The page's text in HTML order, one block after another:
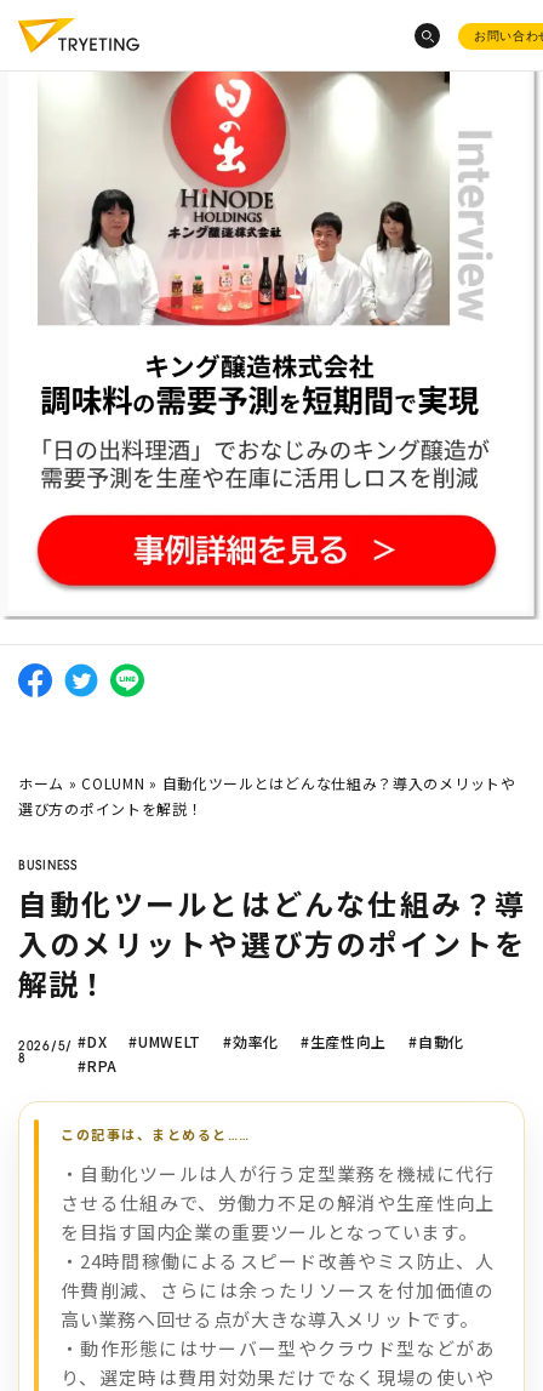
ノーコード予測AI・UMWELT(ウムベルト)
シフト作成AI・HRBEST(ハーベスト)
会社概要
ご活用事例
お役立ち資料集
採用情報
product
company
Twitter Facebook
お問い合わ
トピックスから探す
混載物流事業での物量予測がしたい
トラック物流改善へのAI活用 介護現場 でのシフト作成っ
化粧品大手・オルビス社のAI活用
ノーコードで業務効率化？ ノーコードで予測業務
レンタル数予測の成功事例は？
AI活用の 現場のホンネ AIで売上予測 はどうやるの
フードロス削減に効く需要予測って？
AI活用に
AI 需要予測 シフト作成 DX 生産管理 データ分析 業務効
機械学習 在庫管理
CLOSE
ホーム »COLUMN » 自動化ツールとはどんな仕組み？導入のメリットや
選び方のポイントを解説！
BUSINESS
自動化ツールとはどんな仕組み？導
入のメリットや選び方のポイントを
解説！
2026/5/
8
#DX #UMWELT #効率化 #生産性向上
#自動化
#RPA
・自動化ツールは人が行う定型業務を機械に代行
させる仕組みで、労働力不足の解消や生産性向上
を目指す国内企業の重要ツールとなっています。
・24時間稼働によるスピード改善やミス防止、人
件費削減、さらには余ったリソースを付加価値の
高い業務へ回せる点が大きな導入メリットです。
・動作形態にはサーバー型やクラウド型などがあ
り、選定時は費用対効果だけでなく現場の使いや